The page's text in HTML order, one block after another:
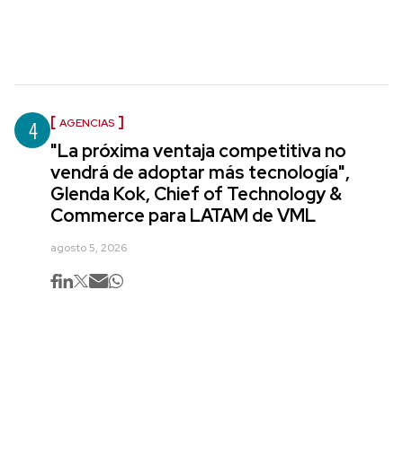
4 AGENCIAS
"La próxima ventaja competitiva no
vendrá de adoptar más tecnología",
Glenda Kok, Chief of Technology &
Commerce para LATAM de VML
agosto 5, 2026